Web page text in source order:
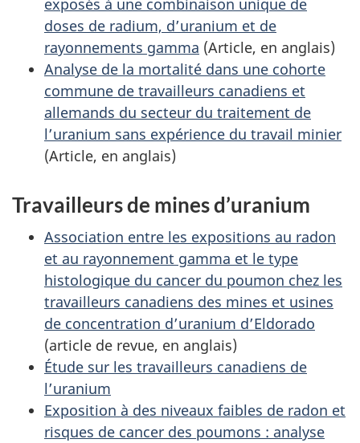
doses de radium, d’uranium et de
rayonnements gamma (Article, en anglais)
Analyse de la mortalité dans une cohorte
commune de travailleurs canadiens et
allemands du secteur du traitement de
l’uranium sans expérience du travail minier
(Article, en anglais)
Travailleurs de mines d’uranium
Association entre les expositions au radon
et au rayonnement gamma et le type
histologique du cancer du poumon chez les
travailleurs canadiens des mines et usines
de concentration d’uranium d’Eldorado
(article de revue, en anglais)
Étude sur les travailleurs canadiens de
l’uranium
Exposition à des niveaux faibles de radon et
risques de cancer des poumons : analyse